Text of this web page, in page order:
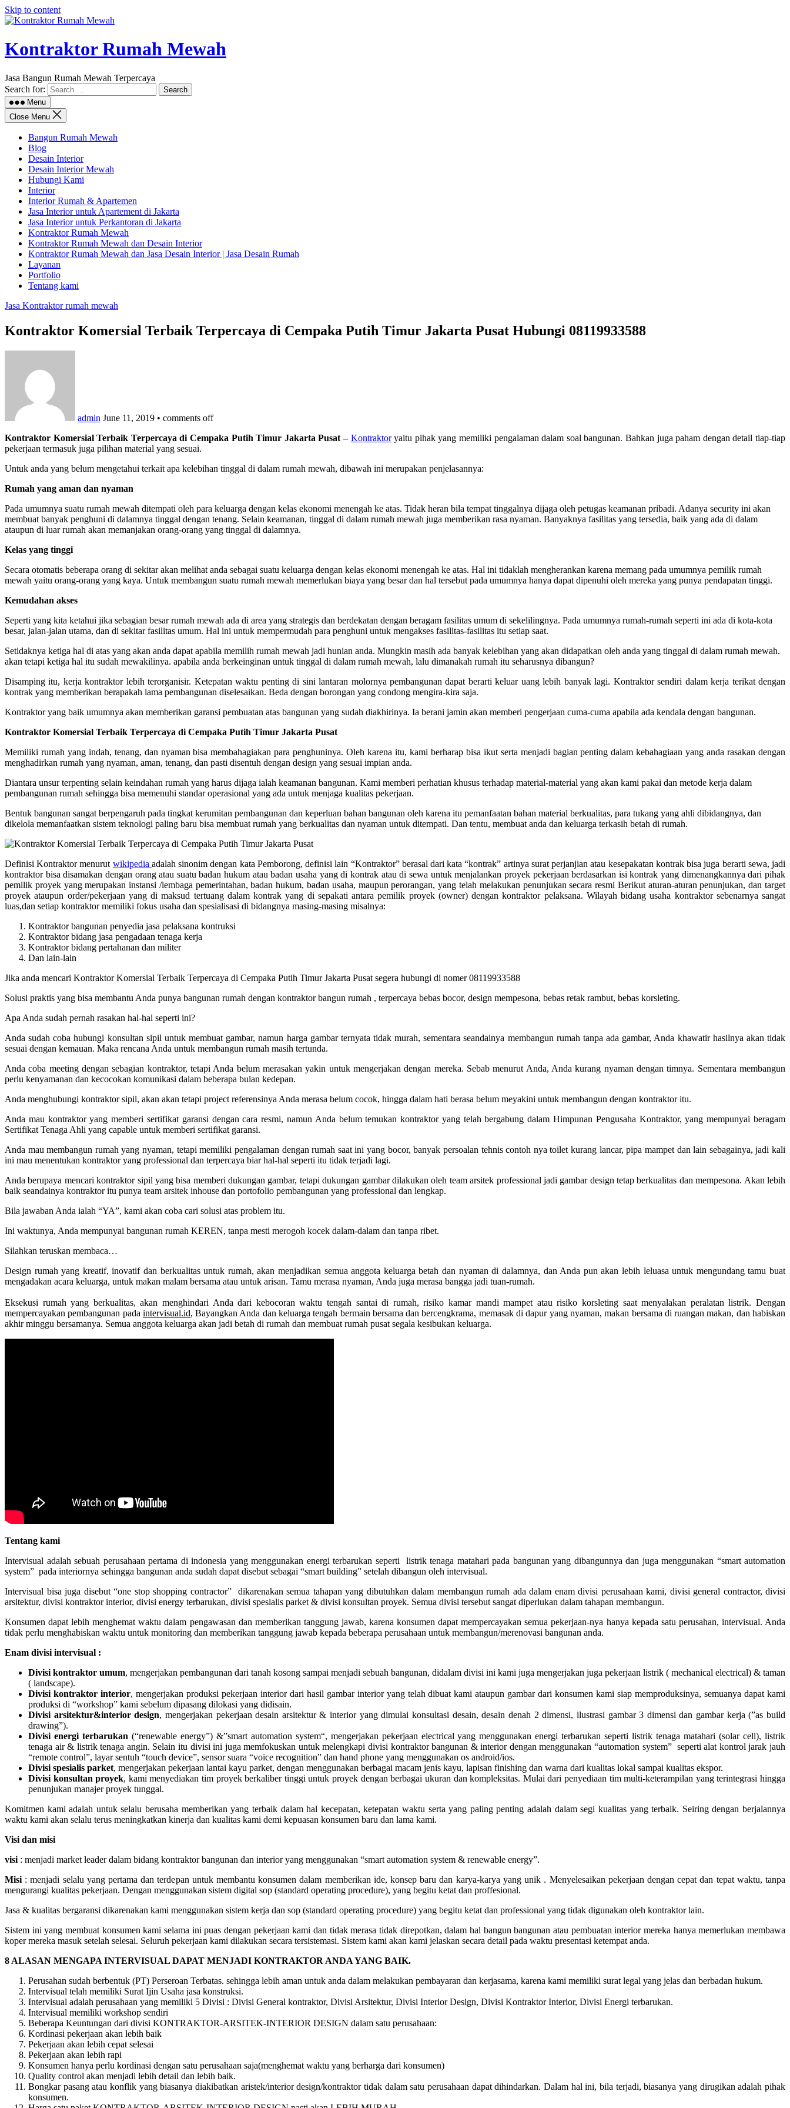
Skip to content
Kontraktor Rumah Mewah
Jasa Bangun Rumah Mewah Terpercaya
Search for:
Menu
Close Menu
Bangun Rumah Mewah
Blog
Desain Interior
Desain Interior Mewah
Hubungi Kami
Interior
Interior Rumah & Apartemen
Jasa Interior untuk Apartement di Jakarta
Jasa Interior untuk Perkantoran di Jakarta
Kontraktor Rumah Mewah
Kontraktor Rumah Mewah dan Desain Interior
Kontraktor Rumah Mewah dan Jasa Desain Interior | Jasa Desain Rumah
Layanan
Portfolio
Tentang kami
Jasa Kontraktor rumah mewah
Kontraktor Komersial Terbaik Terpercaya di Cempaka Putih Timur Jakarta Pusat Hubungi 08119933588
admin June 11, 2019 • comments off
Kontraktor Komersial Terbaik Terpercaya di Cempaka Putih Timur Jakarta Pusat – Kontraktoryaitu pihak yang memiliki pengalaman dalam soal bangunan. Bahkan juga paham dengan detail tiap-tiap
pekerjaan termasuk juga pilihan material yang sesuai.
Untuk anda yang belum mengetahui terkait apa kelebihan tinggal di dalam rumah mewah, dibawah ini merupakan penjelasannya:
Rumah yang aman dan nyaman
Pada umumnya suatu rumah mewah ditempati oleh para keluarga dengan kelas ekonomi menengah ke atas. Tidak heran bila tempat tinggalnya dijaga oleh petugas keamanan pribadi. Adanya security ini akan
membuat banyak penghuni di dalamnya tinggal dengan tenang. Selain keamanan, tinggal di dalam rumah mewah juga memberikan rasa nyaman. Banyaknya fasilitas yang tersedia, baik yang ada di dalam
ataupun di luar rumah akan memanjakan orang-orang yang tinggal di dalamnya.
Kelas yang tinggi
Secara otomatis beberapa orang di sekitar akan melihat anda sebagai suatu keluarga dengan kelas ekonomi menengah ke atas. Hal ini tidaklah mengherankan karena memang pada umumnya pemilik rumah
mewah yaitu orang-orang yang kaya. Untuk membangun suatu rumah mewah memerlukan biaya yang besar dan hal tersebut pada umumnya hanya dapat dipenuhi oleh mereka yang punya pendapatan tinggi.
Kemudahan akses
Seperti yang kita ketahui jika sebagian besar rumah mewah ada di area yang strategis dan berdekatan dengan beragam fasilitas umum di sekelilingnya. Pada umumnya rumah-rumah seperti ini ada di kota-kota
besar, jalan-jalan utama, dan di sekitar fasilitas umum. Hal ini untuk mempermudah para penghuni untuk mengakses fasilitas-fasilitas itu setiap saat.
Setidaknya ketiga hal di atas yang akan anda dapat apabila memilih rumah mewah jadi hunian anda. Mungkin masih ada banyak kelebihan yang akan didapatkan oleh anda yang tinggal di dalam rumah mewah.
akan tetapi ketiga hal itu sudah mewakilinya. apabila anda berkeinginan untuk tinggal di dalam rumah mewah, lalu dimanakah rumah itu seharusnya dibangun?
Disamping itu, kerja kontraktor lebih terorganisir. Ketepatan waktu penting di sini lantaran molornya pembangunan dapat berarti keluar uang lebih banyak lagi. Kontraktor sendiri dalam kerja terikat dengan
kontrak yang memberikan berapakah lama pembangunan diselesaikan. Beda dengan borongan yang condong mengira-kira saja.
Kontraktor yang baik umumnya akan memberikan garansi pembuatan atas bangunan yang sudah diakhirinya. Ia berani jamin akan memberi pengerjaan cuma-cuma apabila ada kendala dengan bangunan.
Kontraktor Komersial Terbaik Terpercaya di Cempaka Putih Timur Jakarta Pusat
Memiliki rumah yang indah, tenang, dan nyaman bisa membahagiakan para penghuninya. Oleh karena itu, kami berharap bisa ikut serta menjadi bagian penting dalam kebahagiaan yang anda rasakan dengan
menghadirkan rumah yang nyaman, aman, tenang, dan pasti disentuh dengan design yang sesuai impian anda.
Diantara unsur terpenting selain keindahan rumah yang harus dijaga ialah keamanan bangunan. Kami memberi perhatian khusus terhadap material-material yang akan kami pakai dan metode kerja dalam
pembangunan rumah sehingga bisa memenuhi standar operasional yang ada untuk menjaga kualitas pekerjaan.
Bentuk bangunan sangat berpengaruh pada tingkat kerumitan pembangunan dan keperluan bahan bangunan oleh karena itu pemanfaatan bahan material berkualitas, para tukang yang ahli dibidangnya, dan
dikelola memanfaatkan sistem teknologi paling baru bisa membuat rumah yang berkualitas dan nyaman untuk ditempati. Dan tentu, membuat anda dan keluarga terkasih betah di rumah.
Definisi Kontraktor menurut wikipedia adalah sinonim dengan kata Pemborong, definisi lain “Kontraktor” berasal dari kata “kontrak” artinya surat perjanjian atau kesepakatan kontrak bisa juga berarti sewa, jadi
kontraktor bisa disamakan dengan orang atau suatu badan hukum atau badan usaha yang di kontrak atau di sewa untuk menjalankan proyek pekerjaan berdasarkan isi kontrak yang dimenangkannya dari pihak
pemilik proyek yang merupakan instansi /lembaga pemerintahan, badan hukum, badan usaha, maupun perorangan, yang telah melakukan penunjukan secara resmi Berikut aturan-aturan penunjukan, dan target
proyek ataupun order/pekerjaan yang di maksud tertuang dalam kontrak yang di sepakati antara pemilik proyek (owner) dengan kontraktor pelaksana. Wilayah bidang usaha kontraktor sebenarnya sangat
luas,dan setiap kontraktor memiliki fokus usaha dan spesialisasi di bidangnya masing-masing misalnya:
Kontraktor bangunan penyedia jasa pelaksana kontruksi
Kontraktor bidang jasa pengadaan tenaga kerja
Kontraktor bidang pertahanan dan militer
Dan lain-lain
Jika anda mencari Kontraktor Komersial Terbaik Terpercaya di Cempaka Putih Timur Jakarta Pusat segera hubungi di nomer 08119933588
Solusi praktis yang bisa membantu Anda punya bangunan rumah dengan kontraktor bangun rumah , terpercaya bebas bocor, design mempesona, bebas retak rambut, bebas korsleting.
Apa Anda sudah pernah rasakan hal-hal seperti ini?
Anda sudah coba hubungi konsultan sipil untuk membuat gambar, namun harga gambar ternyata tidak murah, sementara seandainya membangun rumah tanpa ada gambar, Anda khawatir hasilnya akan tidak
sesuai dengan kemauan. Maka rencana Anda untuk membangun rumah masih tertunda.
Anda coba meeting dengan sebagian kontraktor, tetapi Anda belum merasakan yakin untuk mengerjakan dengan mereka. Sebab menurut Anda, Anda kurang nyaman dengan timnya. Sementara membangun
perlu kenyamanan dan kecocokan komunikasi dalam beberapa bulan kedepan.
Anda menghubungi kontraktor sipil, akan akan tetapi project referensinya Anda merasa belum cocok, hingga dalam hati berasa belum meyakini untuk membangun dengan kontraktor itu.
Anda mau kontraktor yang memberi sertifikat garansi dengan cara resmi, namun Anda belum temukan kontraktor yang telah bergabung dalam Himpunan Pengusaha Kontraktor, yang mempunyai beragam
Sertifikat Tenaga Ahli yang capable untuk memberi sertifikat garansi.
Anda mau membangun rumah yang nyaman, tetapi memiliki pengalaman dengan rumah saat ini yang bocor, banyak persoalan tehnis contoh nya toilet kurang lancar, pipa mampet dan lain sebagainya, jadi kali
ini mau menentukan kontraktor yang professional dan terpercaya biar hal-hal seperti itu tidak terjadi lagi.
Anda berupaya mencari kontraktor sipil yang bisa memberi dukungan gambar, tetapi dukungan gambar dilakukan oleh team arsitek professional jadi gambar design tetap berkualitas dan mempesona. Akan lebih
baik seandainya kontraktor itu punya team arsitek inhouse dan portofolio pembangunan yang professional dan lengkap.
Bila jawaban Anda ialah “YA”, kami akan coba cari solusi atas problem itu.
Ini waktunya, Anda mempunyai bangunan rumah KEREN, tanpa mesti merogoh kocek dalam-dalam dan tanpa ribet.
Silahkan teruskan membaca…
Design rumah yang kreatif, inovatif dan berkualitas untuk rumah, akan menjadikan semua anggota keluarga betah dan nyaman di dalamnya, dan Anda pun akan lebih leluasa untuk mengundang tamu buat
mengadakan acara keluarga, untuk makan malam bersama atau untuk arisan. Tamu merasa nyaman, Anda juga merasa bangga jadi tuan-rumah.
Eksekusi rumah yang berkualitas, akan menghindari Anda dari kebocoran waktu tengah santai di rumah, risiko kamar mandi mampet atau risiko korsleting saat menyalakan peralatan listrik. Dengan
mempercayakan pembangunan pada intervisual.id, Bayangkan Anda dan keluarga tengah bermain bersama dan bercengkrama, memasak di dapur yang nyaman, makan bersama di ruangan makan, dan habiskan
akhir minggu bersamanya. Semua anggota keluarga akan jadi betah di rumah dan membuat rumah pusat segala kesibukan keluarga.
Tentang kami
Intervisual adalah sebuah perusahaan pertama di indonesia yang menggunakan energi terbarukan seperti listrik tenaga matahari pada bangunan yang dibangunnya dan juga menggunakan “smart automation
system” pada interiornya sehingga bangunan anda sudah dapat disebut sebagai “smart building” setelah dibangun oleh intervisual.
Intervisual bisa juga disebut “one stop shopping contractor” dikarenakan semua tahapan yang dibutuhkan dalam membangun rumah ada dalam enam divisi perusahaan kami, divisi general contractor, divisi
arsitektur, divisi kontraktor interior, divisi energy terbarukan, divisi spesialis parket & divisi konsultan proyek. Semua divisi tersebut sangat diperlukan dalam tahapan membangun.
Konsumen dapat lebih menghemat waktu dalam pengawasan dan memberikan tanggung jawab, karena konsumen dapat mempercayakan semua pekerjaan-nya hanya kepada satu perusahan, intervisual. Anda
tidak perlu menghabiskan waktu untuk monitoring dan memberikan tanggung jawab kepada beberapa perusahaan untuk membangun/merenovasi bangunan anda.
Enam divisi intervisual :
Divisi kontraktor umum, mengerjakan pembangunan dari tanah kosong sampai menjadi sebuah bangunan, didalam divisi ini kami juga mengerjakan juga pekerjaan listrik ( mechanical electrical) & taman
( landscape).
Divisi kontraktor interior, mengerjakan produksi pekerjaan interior dari hasil gambar interior yang telah dibuat kami ataupun gambar dari konsumen kami siap memproduksinya, semuanya dapat kami
produksi di “workshop” kami sebelum dipasang dilokasi yang didisain.
Divisi arsitektur&interior design, mengerjakan pekerjaan desain arsitektur & interior yang dimulai konsultasi desain, desain denah 2 dimensi, ilustrasi gambar 3 dimensi dan gambar kerja (”as build
drawing”).
Divisi energi terbarukan (“renewable energy”) &”smart automation system“, mengerjakan pekerjaan electrical yang menggunakan energi terbarukan seperti listrik tenaga matahari (solar cell), listrik
tenaga air & listrik tenaga angin. Selain itu divisi ini juga memfokuskan untuk melengkapi divisi kontraktor bangunan & interior dengan menggunakan “automation system” seperti alat kontrol jarak jauh
“remote control”, layar sentuh “touch device”, sensor suara “voice recognition” dan hand phone yang menggunakan os android/ios.
Divisi spesialis parket, mengerjakan pekerjaan lantai kayu parket, dengan menggunakan berbagai macam jenis kayu, lapisan finishing dan warna dari kualitas lokal sampai kualitas ekspor.
Divisi konsultan proyek, kami menyediakan tim proyek berkaliber tinggi untuk proyek dengan berbagai ukuran dan kompleksitas. Mulai dari penyediaan tim multi-keterampilan yang terintegrasi hingga
penunjukan manajer proyek tunggal.
Komitmen kami adalah untuk selalu berusaha memberikan yang terbaik dalam hal kecepatan, ketepatan waktu serta yang paling penting adalah dalam segi kualitas yang terbaik. Seiring dengan berjalannya
waktu kami akan selalu terus meningkatkan kinerja dan kualitas kami demi kepuasan konsumen baru dan lama kami.
Visi dan misi
visi : menjadi market leader dalam bidang kontraktor bangunan dan interior yang menggunakan “smart automation system & renewable energy”.
Misi : menjadi selalu yang pertama dan terdepan untuk membantu konsumen dalam memberikan ide, konsep baru dan karya-karya yang unik . Menyelesaikan pekerjaan dengan cepat dan tepat waktu, tanpa
mengurangi kualitas pekerjaan. Dengan menggunakan sistem digital sop (standard operating procedure), yang begitu ketat dan proffesional.
Jasa & kualitas bergaransi dikarenakan kami menggunakan sistem kerja dan sop (standard operating procedure) yang begitu ketat dan professional yang tidak digunakan oleh kontraktor lain.
Sistem ini yang membuat konsumen kami selama ini puas dengan pekerjaan kami dan tidak merasa tidak direpotkan, dalam hal bangun bangunan atau pembuatan interior mereka hanya memerlukan membawa
koper mereka masuk setelah selesai. Seluruh pekerjaan kami dilakukan secara tersistemasi. Sistem kami akan kami jelaskan secara detail pada waktu presentasi ketempat anda.
8 ALASAN MENGAPA INTERVISUAL DAPAT MENJADI KONTRAKTOR ANDA YANG BAIK.
Perusahan sudah berbentuk (PT) Perseroan Terbatas. sehingga lebih aman untuk anda dalam melakukan pembayaran dan kerjasama, karena kami memiliki surat legal yang jelas dan berbadan hukum.
Intervisual telah memiliki Surat Ijin Usaha jasa konstruksi.
Intervisual adalah perusahaan yang memiliki 5 Divisi : Divisi General kontraktor, Divisi Arsitektur, Divisi Interior Design, Divisi Kontraktor Interior, Divisi Energi terbarukan.
Intervisual memiliki workshop sendiri
Beberapa Keuntungan dari divisi KONTRAKTOR-ARSITEK-INTERIOR DESIGN dalam satu perusahaan:
Kordinasi pekerjaan akan lebih baik
Pekerjaan akan lebih cepat selesai
Pekerjaan akan lebih rapi
Konsumen hanya perlu kordinasi dengan satu perusahaan saja(menghemat waktu yang berharga dari konsumen)
Quality control akan menjadi lebih detail dan lebih baik.
Bongkar pasang atau konflik yang biasanya diakibatkan aristek/interior design/kontraktor tidak dalam satu perusahaan dapat dihindarkan. Dalam hal ini, bila terjadi, biasanya yang dirugikan adalah pihak
konsumen.